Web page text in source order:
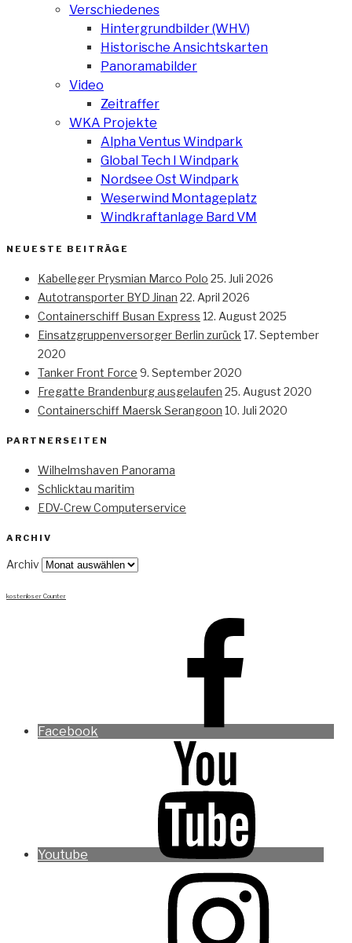
Verschiedenes
Hintergrundbilder (WHV)
Historische Ansichtskarten
Panoramabilder
Video
Zeitraffer
WKA Projekte
Alpha Ventus Windpark
Global Tech I Windpark
Nordsee Ost Windpark
Weserwind Montageplatz
Windkraftanlage Bard VM
NEUESTE BEITRÄGE
Kabelleger Prysmian Marco Polo 25. Juli 2026
Autotransporter BYD Jinan 22. April 2026
Containerschiff Busan Express 12. August 2025
Einsatzgruppenversorger Berlin zurück 17. September
2020
Tanker Front Force 9. September 2020
Fregatte Brandenburg ausgelaufen 25. August 2020
Containerschiff Maersk Serangoon 10. Juli 2020
PARTNERSEITEN
Wilhelmshaven Panorama
Schlicktau maritim
EDV-Crew Computerservice
ARCHIV
Archiv
kostenloser Counter
Facebook
Youtube